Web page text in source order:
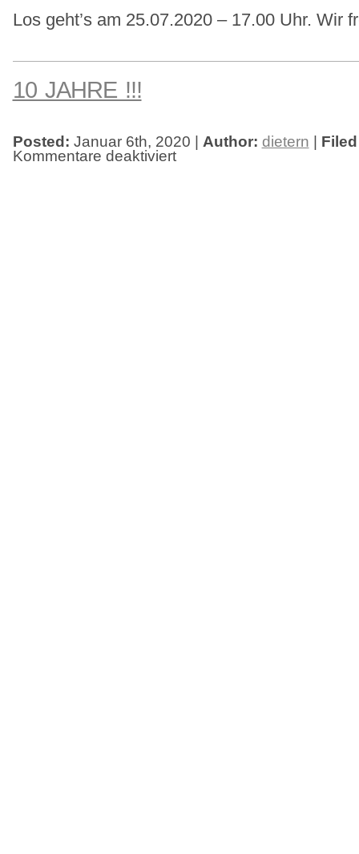
Los geht’s am 25.07.2020 – 17.00 Uhr. Wir
10 JAHRE !!!
Posted: Januar 6th, 2020 | Author: dietern |
Kommentare deaktiviertfür
10